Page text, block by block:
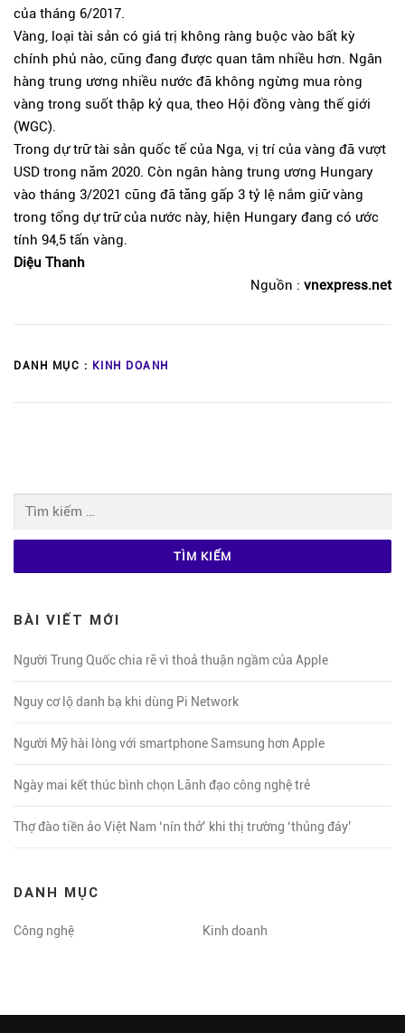
của tháng 6/2017.
Vàng, loại tài sản có giá trị không ràng buộc vào bất kỳ
chính phủ nào, cũng đang được quan tâm nhiều hơn. Ngân
hàng trung ương nhiều nước đã không ngừng mua ròng
vàng trong suốt thập kỷ qua, theo Hội đồng vàng thế giới
(WGC).
Trong dự trữ tài sản quốc tế của Nga, vị trí của vàng đã vượt
USD trong năm 2020. Còn ngân hàng trung ương Hungary
vào tháng 3/2021 cũng đã tăng gấp 3 tỷ lệ nắm giữ vàng
trong tổng dự trữ của nước này, hiện Hungary đang có ước
tính 94,5 tấn vàng.
Diệu Thanh
Nguồn : vnexpress.net
DANH MỤC : KINH DOANH
Tìm
BÀI VIẾT MỚI
Người Trung Quốc chia rẽ vì thoả thuận ngầm của Apple
Nguy cơ lộ danh bạ khi dùng Pi Network
Người Mỹ hài lòng với smartphone Samsung hơn Apple
Ngày mai kết thúc bình chọn Lãnh đạo công nghệ trẻ
Thợ đào tiền ảo Việt Nam ‘nín thở’ khi thị trường ‘thủng đáy’
DANH MỤC
Công nghệ Kinh doanh